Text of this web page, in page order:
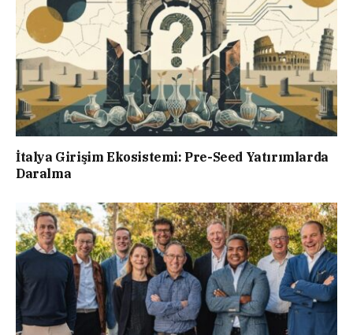
İtalya Girişim Ekosistemi: Pre-Seed Yatırımlarda
Daralma